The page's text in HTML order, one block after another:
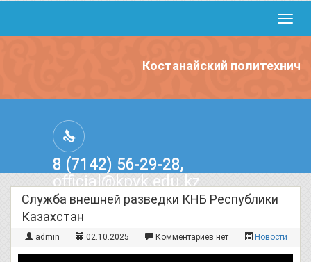
Костанайский
8 (7142) 56-29-28,
official@kpvk.edu.kz
г.Костанай, Проспект Кобыланды
Батыра, 3
Служба внешней разведки КНБ Республики
Казахстан
admin 02.10.2025 Комментариев нет Новости